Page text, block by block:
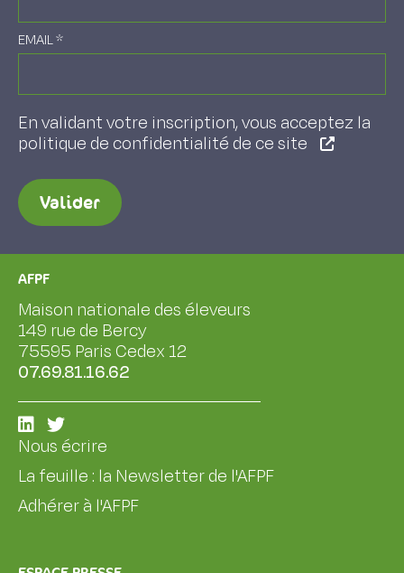
EMAIL*
En validant votre inscription, vous acceptez la
politique de confidentialité de ce site
Valider
AFPF
Maison nationale des éleveurs
149 rue de Bercy
75595 Paris Cedex 12
07.69.81.16.62
Nous écrire
La feuille : la Newsletter de l'AFPF
Adhérer à l'AFPF